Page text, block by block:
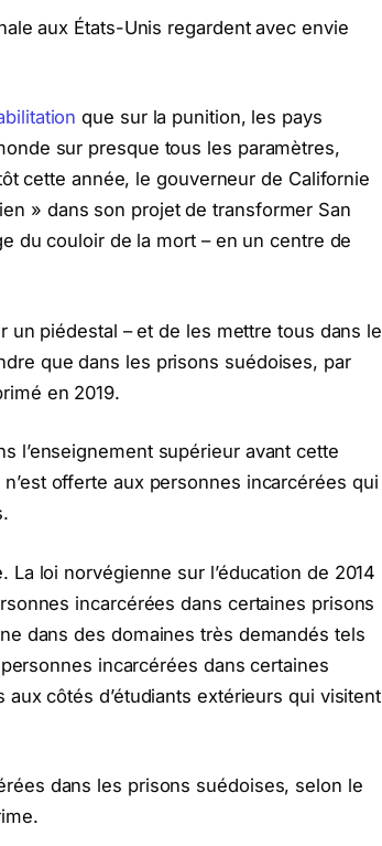
aux États-Unis regardent avec envie
que sur la punition, les pays
sur presque tous les paramètres,
cette année, le gouverneur de Californie
» dans son projet de transformer San
du couloir de la mort – en un centre de
piédestal – et de les mettre tous dans le
que dans les prisons suédoises, par
en 2019.
l’enseignement supérieur avant cette
offerte aux personnes incarcérées qui
loi norvégienne sur l’éducation de 2014
incarcérées dans certaines prisons
dans des domaines très demandés tels
incarcérées dans certaines
côtés d’étudiants extérieurs qui visitent
dans les prisons suédoises, selon le